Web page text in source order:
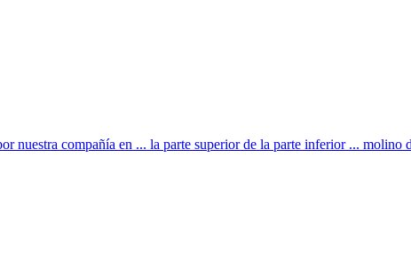
nuestra compañía en ... la parte superior de la parte inferior ... molino